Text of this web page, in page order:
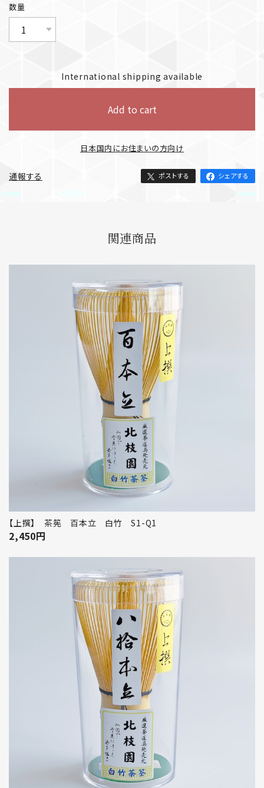
数量
International shipping available
Add to cart
日本国内にお住まいの方向け
通報する ポストする シェアする
関連商品
【上撰】 茶筅 百本立 白竹 S1-Q1
2,450円